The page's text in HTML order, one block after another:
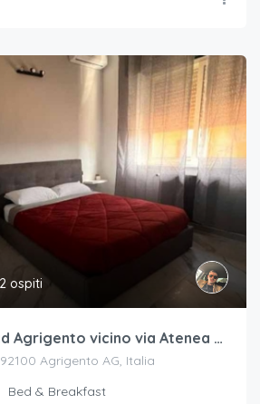
ospiti
B&B in centro ad Agrigento vicino via Atenea – Deluxe con balcone
Agrigento AG, Italia
Bed & Breakfast